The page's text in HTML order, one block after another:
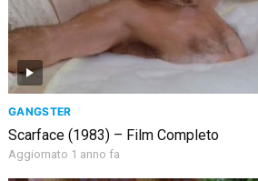
GANGSTER
Scarface (1983) – Film Completo
Aggiornato 1 anno fa